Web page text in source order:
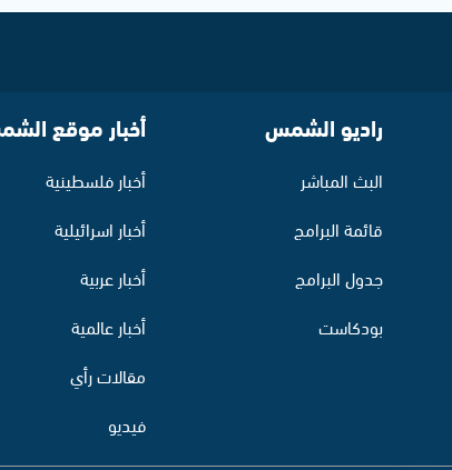
راديو الشمس
البث المباشر
قائمة البرامج
جدول البرامج
بودكاست
أخبار موقع
أخبار فلسطينية
أخبار اسرائيلية
أخبار عربية
أخبار عالمية
مقالات رأي
فيديو